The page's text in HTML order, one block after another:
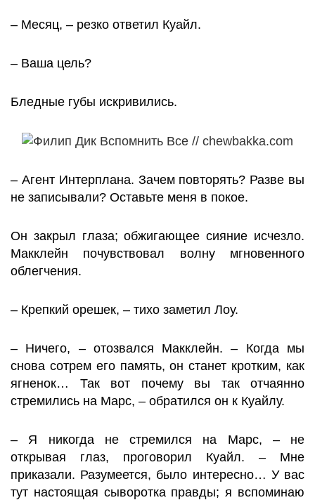
– Месяц, – резко ответил Куайл.
– Ваша цель?
Бледные губы искривились.
– Агент Интерплана. Зачем повторять? Разве вы
не записывали? Оставьте меня в покое.
Он закрыл глаза; обжигающее сияние исчезло.
Макклейн почувствовал волну мгновенного
облегчения.
– Крепкий орешек, – тихо заметил Лоу.
– Ничего, – отозвался Макклейн. – Когда мы
снова сотрем его память, он станет кротким, как
ягненок… Так вот почему вы так отчаянно
стремились на Марс, – обратился он к Куайлу.
– Я никогда не стремился на Марс, – не
открывая глаз, проговорил Куайл. – Мне
приказали. Разумеется, было интересно… У вас
тут настоящая сыворотка правды; я вспоминаю